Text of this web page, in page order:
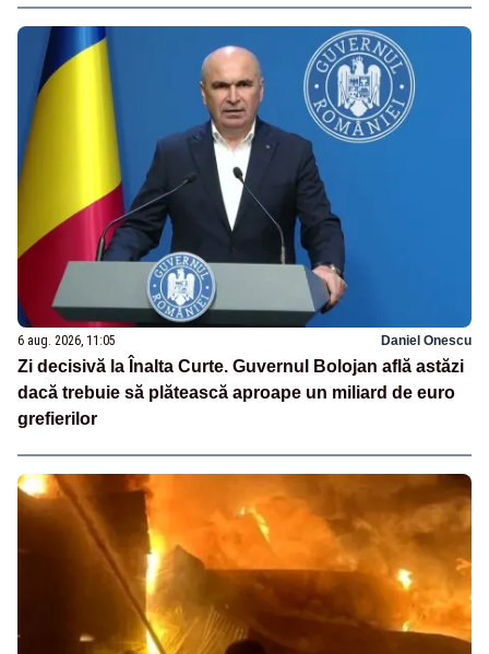
6 aug. 2026, 11:05 Daniel Onescu
Zi decisivă la Înalta Curte. Guvernul Bolojan află astăzi
dacă trebuie să plătească aproape un miliard de euro
grefierilor